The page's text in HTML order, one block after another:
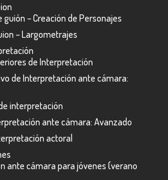
guión – Creación de Personajes
– Largometrajes
de Interpretación
de Interpretación ante cámara:
interpretación
ante cámara: Avanzado
actoral
ante cámara para jóvenes (verano